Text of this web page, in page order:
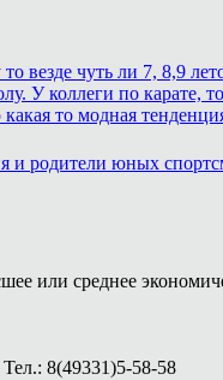
чуть ли 7, 8,9
У коллеги по карате,
то модная
и родители юных
или среднее
8(49331)5-58-58